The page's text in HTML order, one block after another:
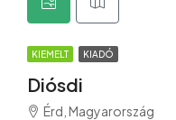
KIEMELT KIADÓ
Diósdi
Érd, Magyarország